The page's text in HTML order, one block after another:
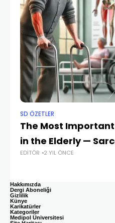
SD ÖZETLER
The Most
in the Elderly —
EDITÖR 2 YIL ÖNCE
Hakkımızda
Dergi Aboneliği
Gizlilik
Künye
Karikatürler
Kategoriler
Medipol Üniversitesi